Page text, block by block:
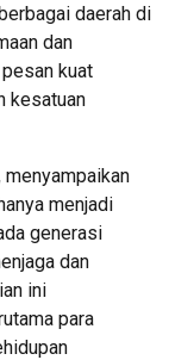
daerah di
dan
kuat
kesatuan
menjadi
generasi
dan
ini
para